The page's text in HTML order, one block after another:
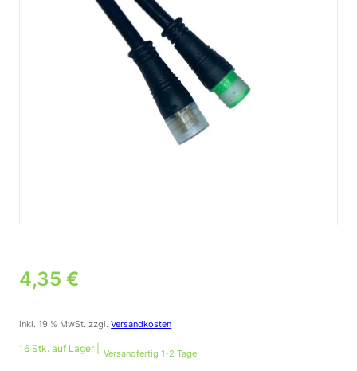
4,35 €
inkl. 19 % MwSt. zzgl.Versandkosten
16 Stk. auf Lager | Versandfertig 1-2 Tage